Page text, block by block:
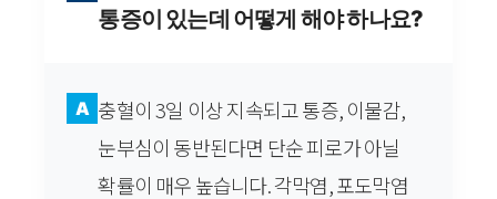
통증이 있는데 어떻게 해야 하나요?
A 충혈이 3일 이상 지속되고 통증, 이물감,
눈부심이 동반된다면 단순 피로가 아닐
확률이 매우 높습니다. 각막염, 포도막염